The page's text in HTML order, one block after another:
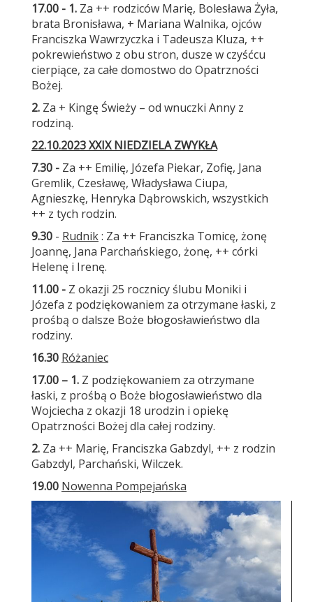
17.00 - 1. Za ++ rodziców Marię, Bolesława Żyła,
brata Bronisława, + Mariana Walnika, ojców
Franciszka Wawrzyczka i Tadeusza Kluza, ++
pokrewieństwo z obu stron, dusze w czyśćcu
cierpiące, za całe domostwo do Opatrzności
Bożej.
2. Za + Kingę Świeży – od wnuczki Anny z
rodziną.
22.10.2023 XXIX NIEDZIELA ZWYKŁA
7.30 - Za ++ Emilię, Józefa Piekar, Zofię, Jana
Gremlik, Czesławę, Władysława Ciupa,
Agnieszkę, Henryka Dąbrowskich, wszystkich
++ z tych rodzin.
9.30 - Rudnik: Za ++ Franciszka Tomicę, żonę
Joannę, Jana Parchańskiego, żonę, ++ córki
Helenę i Irenę.
11.00 - Z okazji 25 rocznicy ślubu Moniki i
Józefa z podziękowaniem za otrzymane łaski, z
prośbą o dalsze Boże błogosławieństwo dla
rodziny.
16.30 Różaniec
17.00 – 1. Z podziękowaniem za otrzymane
łaski, z prośbą o Boże błogosławieństwo dla
Wojciecha z okazji 18 urodzin i opiekę
Opatrzności Bożej dla całej rodziny.
2. Za ++ Marię, Franciszka Gabzdyl, ++ z rodzin
Gabzdyl, Parchański, Wilczek.
19.00 Nowenna Pompejańska